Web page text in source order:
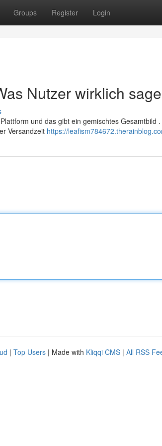
Groups Register Login
Nutzer wirklich
und das gibt ein gemischtes Gesamtbild
Versandzeit https://
| Top Users | Made with Kliqqi CMS | All RSS